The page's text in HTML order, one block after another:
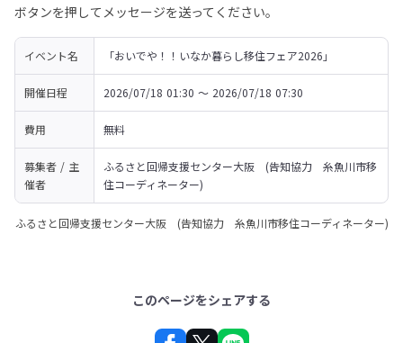
ボタンを押してメッセージを送ってください。
イベント名 「おいでや！！いなか暮らし移住フェア2026」
開催日程 2026/07/18 01:30 〜 2026/07/18 07:30
費用 無料
募集者 / 主
催者
ふるさと回帰支援センター大阪　(告知協力　糸魚川市移
住コーディネーター)
ふるさと回帰支援センター大阪 (告知協力 糸魚川市移住コーディネーター)
このページをシェアする